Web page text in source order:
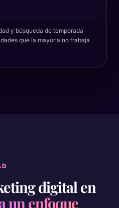
y búsqueda de temporada
que la mayoría no trabaja
digital en
un enfoque